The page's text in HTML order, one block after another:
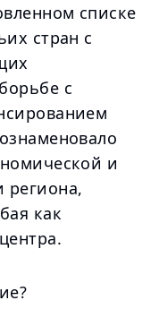
списке
стран с
с
и
региона,
как